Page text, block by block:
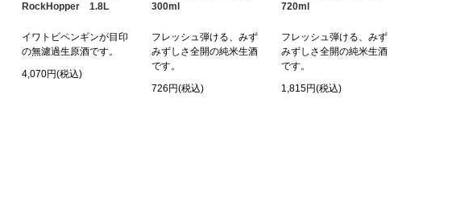
RockHopper 1.8L
イワトビペンギンが目印
の無濾過生原酒です。
4,070円(税込)
300ml
フレッシュ弾ける、みず
みずしさ全開の純米生酒
です。
726円(税込)
720ml
フレッシュ弾ける、みず
みずしさ全開の純米生酒
です。
1,815円(税込)